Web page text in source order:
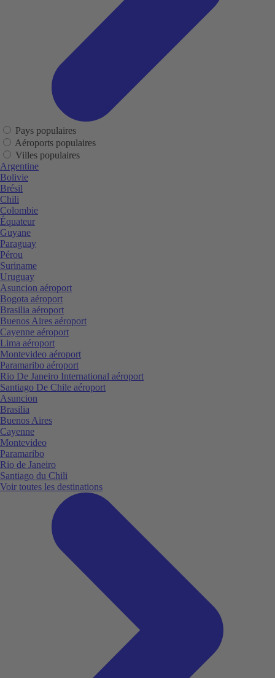
Pays populaires
Aéroports populaires
Villes populaires
Argentine
Bolivie
Brésil
Chili
Colombie
Équateur
Guyane
Paraguay
Pérou
Suriname
Uruguay
Asuncion aéroport
Bogota aéroport
Brasilia aéroport
Buenos Aires aéroport
Cayenne aéroport
Lima aéroport
Montevideo aéroport
Paramaribo aéroport
Rio De Janeiro International aéroport
Santiago De Chile aéroport
Asuncion
Brasilia
Buenos Aires
Cayenne
Montevideo
Paramaribo
Rio de Janeiro
Santiago du Chili
Voir toutes les destinations